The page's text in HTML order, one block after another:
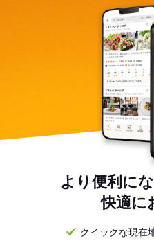
より便利に
快適に
クイックな現在